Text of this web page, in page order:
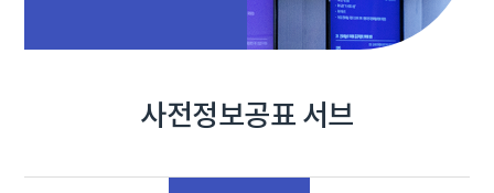
사전정보공표 서브